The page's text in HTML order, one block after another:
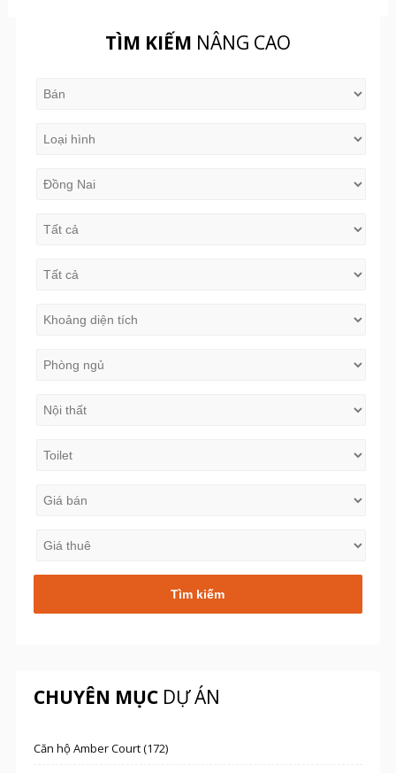
TÌM KIẾM NÂNG CAO
CHUYÊN MỤCDỰ ÁN
Căn hộ Amber Court (172)